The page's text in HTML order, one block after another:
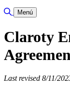
Alternar búsqueda
Menú
Claroty
Last revised 8/11/